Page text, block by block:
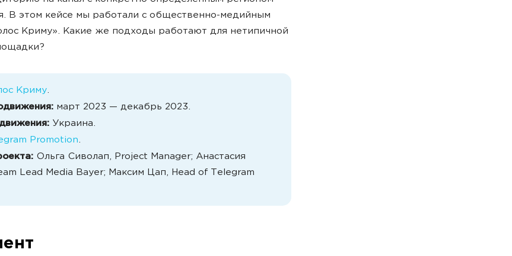
В этом кейсе мы работали с общественно-медийным
Криму». Какие же подходы работают для нетипичной
Криму.
март 2023 — декабрь 2023.
Украина.
Promotion.
Ольга Сиволап, Project Manager; Анастасия
Lead Media Bayer; Максим Цап, Head of Telegram